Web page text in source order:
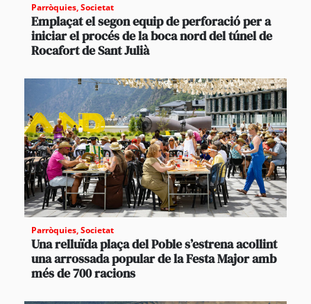
Parròquies,Societat
Emplaçat el segon equip de perforació per a
iniciar el procés de la boca nord del túnel de
Rocafort de Sant Julià
Parròquies,Societat
Una relluïda plaça del Poble s’estrena acollint
una arrossada popular de la Festa Major amb
més de 700 racions